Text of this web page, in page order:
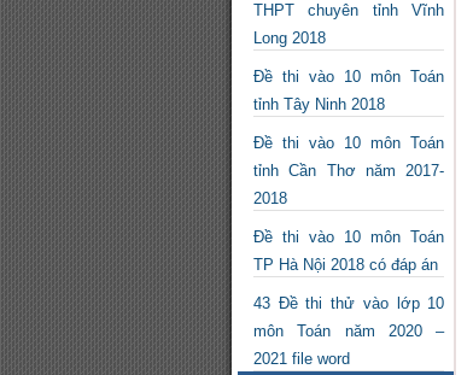
THPT chuyên tỉnh Vĩnh
Long 2018
Đề thi vào 10 môn Toán
tỉnh Tây Ninh 2018
Đề thi vào 10 môn Toán
tỉnh Cần Thơ năm 2017-
2018
Đề thi vào 10 môn Toán
TP Hà Nội 2018 có đáp án
43 Đề thi thử vào lớp 10
môn Toán năm 2020 –
2021 file word